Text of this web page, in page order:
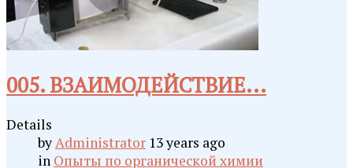
005. ВЗАИМОДЕЙСТВИЕ...
Details
byAdministrator 13 years ago
in Опыты по органической химии